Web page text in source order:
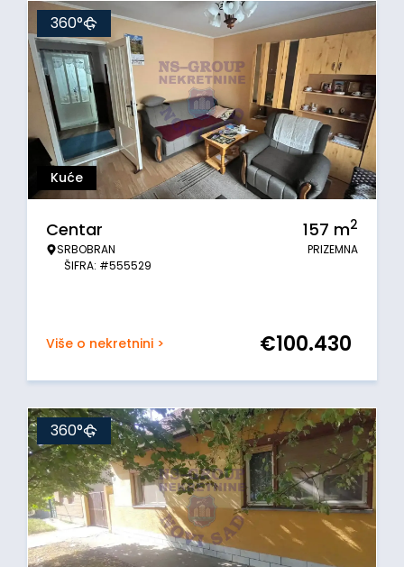
Kuće
360°
Centar
SRBOBRAN
ŠIFRA: #555529
157 m2
PRIZEMNA
Više o nekretnini > €100.430
360°